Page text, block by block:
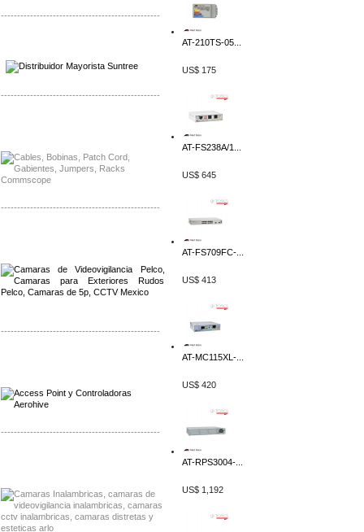
-------------------------------------------------
-------------------------------------------------
-------------------------------------------------
-------------------------------------------------
-------------------------------------------------
AT-210TS-05...
US$ 175
AT-FS238A/1...
US$ 645
AT-FS709FC-...
US$ 413
AT-MC115XL-...
US$ 420
AT-RPS3004-...
US$ 1,192